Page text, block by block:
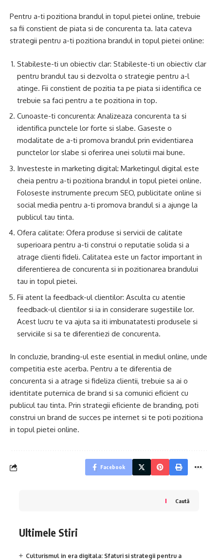
Pentru a-ti pozitiona brandul in topul pietei online, trebuie
sa fii constient de piata si de concurenta ta. Iata cateva
strategii pentru a-ti pozitiona brandul in topul pietei online:
Stabileste-ti un obiectiv clar: Stabileste-ti un obiectiv clar
pentru brandul tau si dezvolta o strategie pentru a-l
atinge. Fii constient de pozitia ta pe piata si identifica ce
trebuie sa faci pentru a te pozitiona in top.
Cunoaste-ti concurenta: Analizeaza concurenta ta si
identifica punctele lor forte si slabe. Gaseste o
modalitate de a-ti promova brandul prin evidentiarea
punctelor lor slabe si oferirea unei solutii mai bune.
Investeste in marketing digital: Marketingul digital este
cheia pentru a-ti pozitiona brandul in topul pietei online.
Foloseste instrumente precum SEO, publicitate online si
social media pentru a-ti promova brandul si a ajunge la
publicul tau tinta.
Ofera calitate: Ofera produse si servicii de calitate
superioara pentru a-ti construi o reputatie solida si a
atrage clienti fideli. Calitatea este un factor important in
diferentierea de concurenta si in pozitionarea brandului
tau in topul pietei.
Fii atent la feedback-ul clientilor: Asculta cu atentie
feedback-ul clientilor si ia in considerare sugestiile lor.
Acest lucru te va ajuta sa iti imbunatatesti produsele si
serviciile si sa te diferentiezi de concurenta.
In concluzie, branding-ul este esential in mediul online, unde
competitia este acerba. Pentru a te diferentia de
concurenta si a atrage si fideliza clientii, trebuie sa ai o
identitate puternica de brand si sa comunici eficient cu
publicul tau tinta. Prin strategii eficiente de branding, poti
construi un brand de succes pe internet si te poti pozitiona
in topul pietei online.
Facebook
Caută
Ultimele Stiri
Culturismul in era digitala: Sfaturi si strategii pentru a